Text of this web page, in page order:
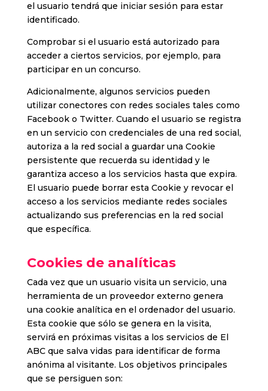
el usuario tendrá que iniciar sesión para estar
identificado.
Comprobar si el usuario está autorizado para
acceder a ciertos servicios, por ejemplo, para
participar en un concurso.
Adicionalmente, algunos servicios pueden
utilizar conectores con redes sociales tales como
Facebook o Twitter. Cuando el usuario se registra
en un servicio con credenciales de una red social,
autoriza a la red social a guardar una Cookie
persistente que recuerda su identidad y le
garantiza acceso a los servicios hasta que expira.
El usuario puede borrar esta Cookie y revocar el
acceso a los servicios mediante redes sociales
actualizando sus preferencias en la red social
que específica.
Cookies de analíticas
Cada vez que un usuario visita un servicio, una
herramienta de un proveedor externo genera
una cookie analítica en el ordenador del usuario.
Esta cookie que sólo se genera en la visita,
servirá en próximas visitas a los servicios de El
ABC que salva vidas para identificar de forma
anónima al visitante. Los objetivos principales
que se persiguen son: